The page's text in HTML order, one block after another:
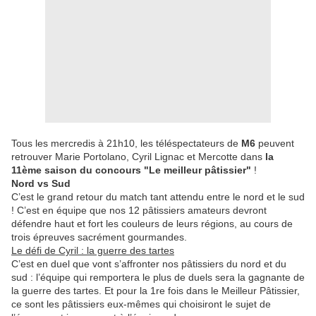
Tous les mercredis à 21h10, les téléspectateurs de M6 peuvent
retrouver Marie Portolano, Cyril Lignac et Mercotte dans la
11ème saison du concours "Le meilleur pâtissier" !
Nord vs Sud
C’est le grand retour du match tant attendu entre le nord et le sud
! C’est en équipe que nos 12 pâtissiers amateurs devront
défendre haut et fort les couleurs de leurs régions, au cours de
trois épreuves sacrément gourmandes.
Le défi de Cyril : la guerre des tartes
C’est en duel que vont s’affronter nos pâtissiers du nord et du
sud : l’équipe qui remportera le plus de duels sera la gagnante de
la guerre des tartes. Et pour la 1re fois dans le Meilleur Pâtissier,
ce sont les pâtissiers eux-mêmes qui choisiront le sujet de